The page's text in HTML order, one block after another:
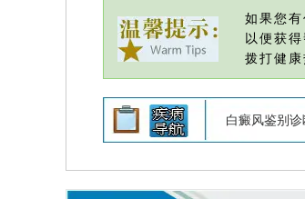
如果您
以便获得
拨打健
白癜风鉴别诊